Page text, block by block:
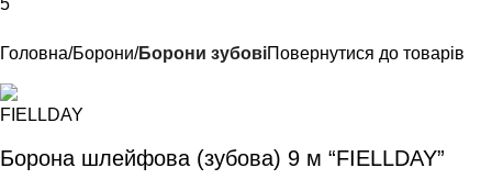
Головна Борони Борони зубовіПовернутися до товарів
Борона шлейфова (зубова) 9 м “FIELLDAY”